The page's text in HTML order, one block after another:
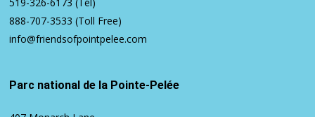
888-707-3533 (Toll Free)
info@friendsofpointpelee.com
Parc national de la Pointe-Pelée